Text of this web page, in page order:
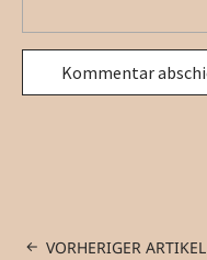
VORHERIGER ARTIKEL